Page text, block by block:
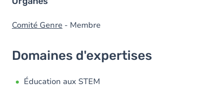
Comité Genre - Membre
Domaines d'expertises
Éducation aux STEM